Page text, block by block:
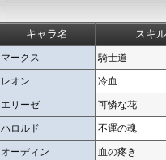
キャラ名 スキ
マークス 騎士道
レオン 冷血
エリーゼ 可憐な花
ハロルド 不運の魂
オーディン 血の疼き